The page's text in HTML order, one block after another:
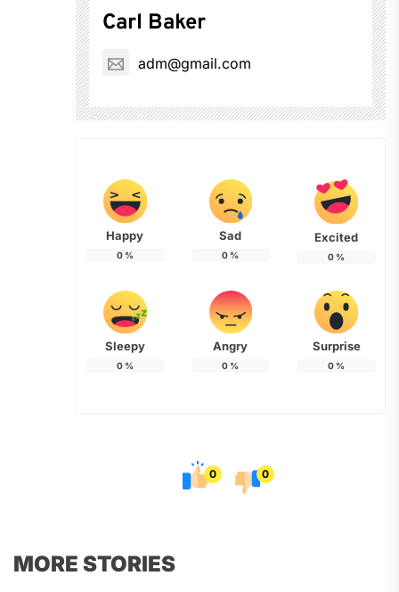
Carl Baker
adm@gmail.com
Happy
0%
Sad
0 %
Excited
0 %
Sleepy
0%
Angry
0 %
Surprise
0 %
0 0
MORE STORIES